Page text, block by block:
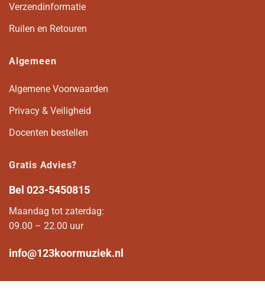
Verzendinformatie
Ruilen en Retouren
Algemeen
Algemene Voorwaarden
Privacy & Veiligheid
Docenten bestellen
Gratis Advies?
Bel 023-5450815
Maandag tot zaterdag:
09.00 – 22.00 uur
info@123koormuziek.nl